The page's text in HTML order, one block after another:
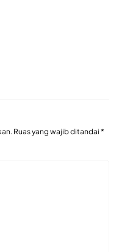
Ruas yang wajib ditandai *